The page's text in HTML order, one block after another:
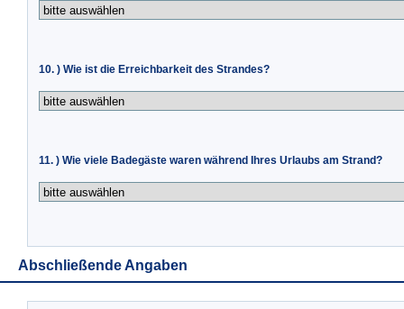
10. ) Wie ist die Erreichbarkeit des Strandes?
11. ) Wie viele Badegäste waren während Ihres Urlaubs am Strand?
Abschließende Angaben